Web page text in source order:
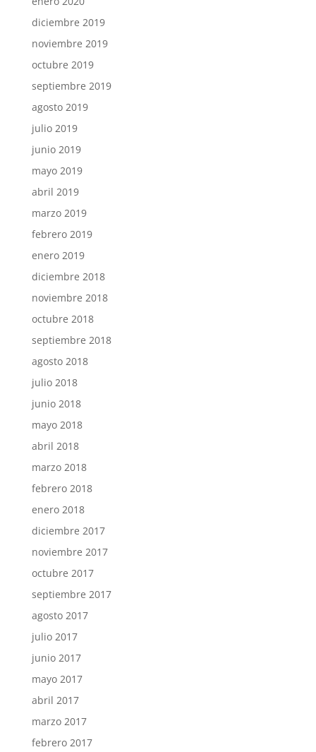
diciembre 2019
noviembre 2019
octubre 2019
septiembre 2019
agosto 2019
julio 2019
junio 2019
mayo 2019
abril 2019
marzo 2019
febrero 2019
enero 2019
diciembre 2018
noviembre 2018
octubre 2018
septiembre 2018
agosto 2018
julio 2018
junio 2018
mayo 2018
abril 2018
marzo 2018
febrero 2018
enero 2018
diciembre 2017
noviembre 2017
octubre 2017
septiembre 2017
agosto 2017
julio 2017
junio 2017
mayo 2017
abril 2017
marzo 2017
febrero 2017